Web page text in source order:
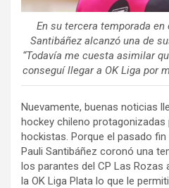
En su tercera temporada
Santibáñez alcanzó una de
“Todavía me cuesta asimilar
conseguí llegar a OK Liga por
Nuevamente, buenas noticias
hockey chileno protagonizadas
hockistas. Porque el pasado fin
Pauli Santibáñez coronó una
los parantes del CP Las Rozas
la OK Liga Plata lo que le